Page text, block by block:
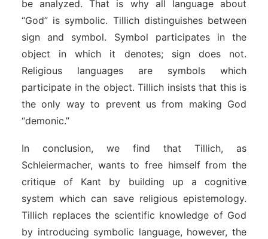
be analyzed. That is why all language about
“God” is symbolic. Tillich distinguishes between
sign and symbol. Symbol participates in the
object in which it denotes; sign does not.
Religious languages are symbols which
participate in the object. Tillich insists that this is
the only way to prevent us from making God
“demonic.”
In conclusion, we find that Tillich, as
Schleiermacher, wants to free himself from the
critique of Kant by building up a cognitive
system which can save religious epistemology.
Tillich replaces the scientific knowledge of God
by introducing symbolic language, however, the